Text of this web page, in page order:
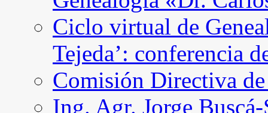
Ciclo virtual de
Tejeda’: conferencia
Comisión Directiva
Ing. Agr. Jorge